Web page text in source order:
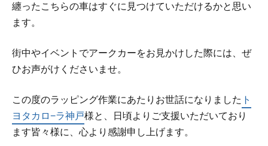
纏ったこちらの車はすぐに見つけていただけるかと思い
ます。
街中やイベントでアークカーをお見かけした際には、ぜ
ひお声がけくださいませ。
この度のラッピング作業にあたりお世話になりました ト
ヨタカロ−ラ神戸様と、日頃よりご支援いただいており
ます皆々様に、心より感謝申し上げます。